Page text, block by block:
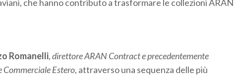
che hanno contributo a trasformare le collezioni ARAN
Romanelli,direttore ARAN Contract e precedentemente
Commerciale Estero, attraverso una sequenza delle più